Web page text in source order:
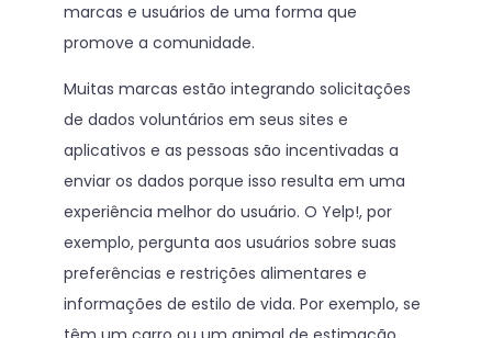
marcas e usuários de uma forma que
promove a comunidade.
Muitas marcas estão integrando solicitações
de dados voluntários em seus sites e
aplicativos e as pessoas são incentivadas a
enviar os dados porque isso resulta em uma
experiência melhor do usuário. O Yelp!, por
exemplo, pergunta aos usuários sobre suas
preferências e restrições alimentares e
informações de estilo de vida. Por exemplo, se